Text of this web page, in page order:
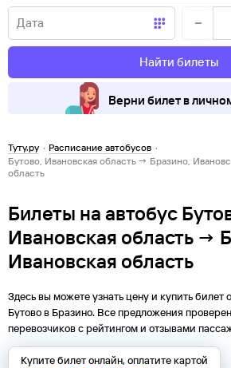
Найти билеты
Верни билет в
Туту.ру · Расписание автобусов ·
Бутово, Ивановская область → Бразино,
область
Билеты на автобус
Ивановская область →
Ивановская область
Здесь вы можете узнать цену и купить билет
Бутовов Бразино. Все предложения
перевозчиков с рейтингом и отзывами
Купите билет онлайн, оплатите картой